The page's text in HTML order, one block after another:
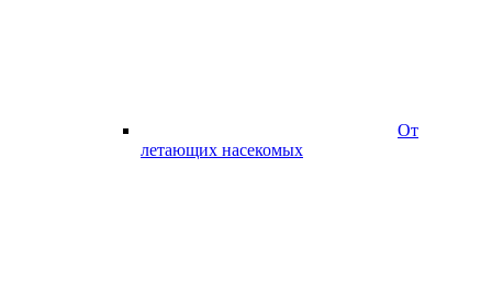
От
летающих насекомых